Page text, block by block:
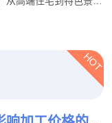
HOT